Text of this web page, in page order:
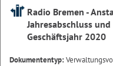
Radio Bremen -
Jahresabschluss
Geschäftsjahr 2020
Dokumententyp: